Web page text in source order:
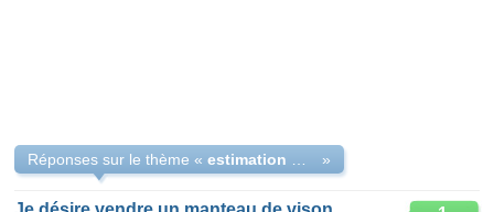
Réponses sur le thème « »